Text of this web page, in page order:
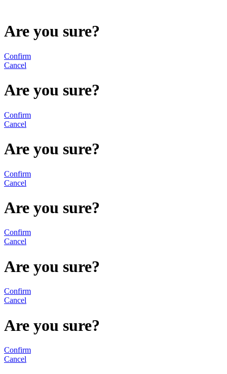
Are you sure?
Confirm
Cancel
Are you sure?
Confirm
Cancel
Are you sure?
Confirm
Cancel
Are you sure?
Confirm
Cancel
Are you sure?
Confirm
Cancel
Are you sure?
Confirm
Cancel